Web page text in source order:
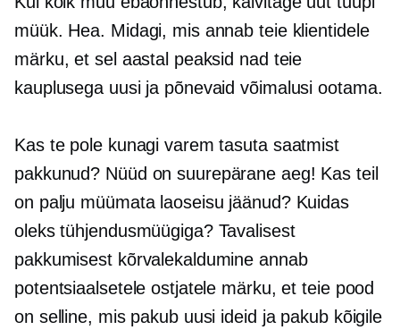
müük. Hea. Midagi, mis annab teie klientidele
märku, et sel aastal peaksid nad teie
kauplusega uusi ja põnevaid võimalusi ootama.
Kas te pole kunagi varem tasuta saatmist
pakkunud? Nüüd on suurepärane aeg! Kas teil
on palju müümata laoseisu jäänud? Kuidas
oleks tühjendusmüügiga? Tavalisest
pakkumisest kõrvalekaldumine annab
potentsiaalsetele ostjatele märku, et teie pood
on selline, mis pakub uusi ideid ja pakub kõigile